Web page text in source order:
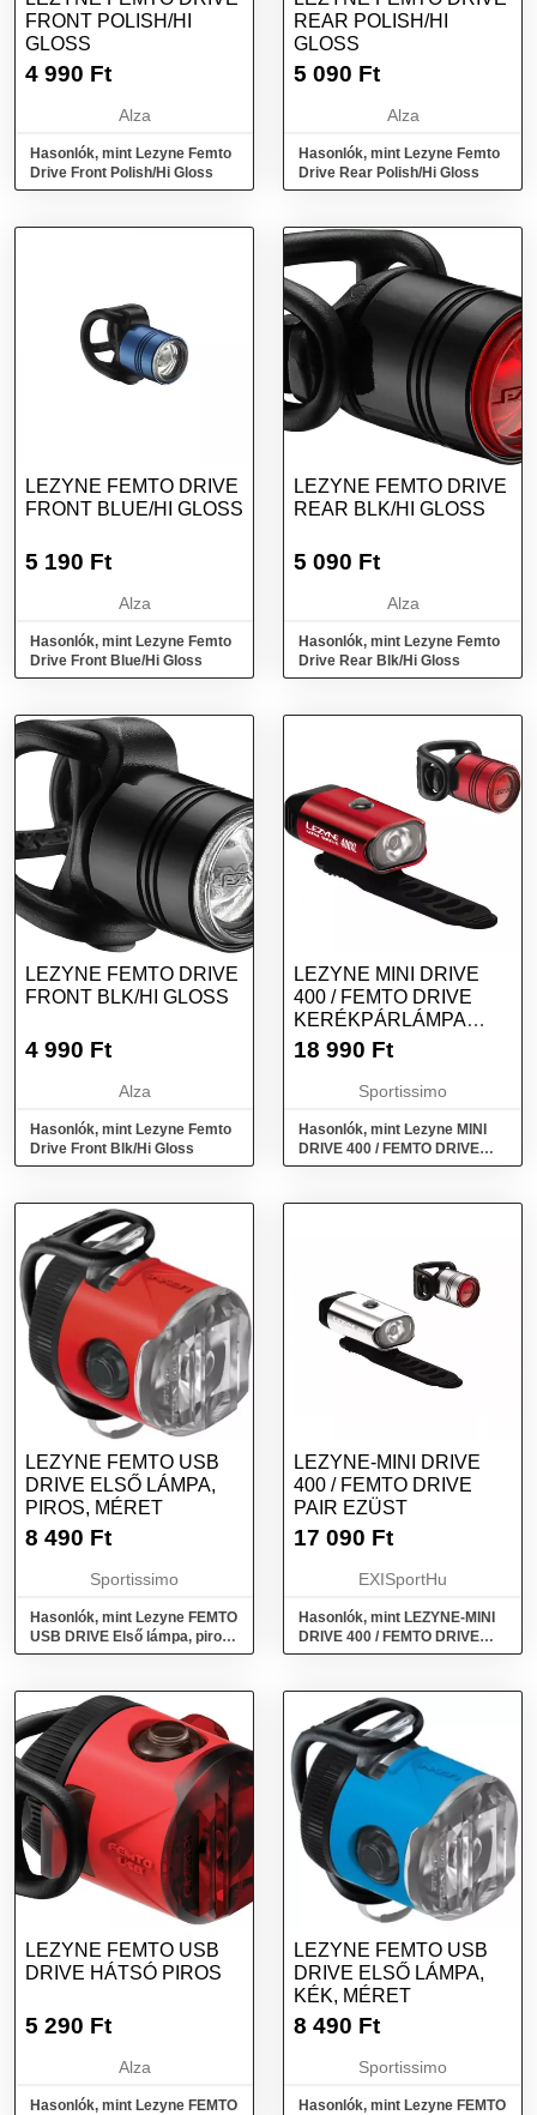
FRONT POLISH/HI
GLOSS
4 990 Ft
Alza
Hasonlók, mint Lezyne Femto
Drive Front Polish/Hi Gloss
REAR POLISH/HI
GLOSS
5 090 Ft
Alza
Hasonlók, mint Lezyne Femto
Drive Rear Polish/Hi Gloss
LEZYNE FEMTO DRIVE
FRONT BLUE/HI GLOSS
5 190 Ft
Alza
Hasonlók, mint Lezyne Femto
Drive Front Blue/Hi Gloss
LEZYNE FEMTO DRIVE
REAR BLK/HI GLOSS
5 090 Ft
Alza
Hasonlók, mint Lezyne Femto
Drive Rear Blk/Hi Gloss
LEZYNE FEMTO DRIVE
FRONT BLK/HI GLOSS
4 990 Ft
Alza
Hasonlók, mint Lezyne Femto
Drive Front Blk/Hi Gloss
LEZYNE MINI DRIVE
400 / FEMTO DRIVE
KERÉKPÁRLÁMPA
SZETT, PIROS, MÉRET
18 990 Ft
Sportissimo
Hasonlók, mint Lezyne MINI
DRIVE 400 / FEMTO DRIVE
Kerékpárlámpa szett, piros,
LEZYNE FEMTO USB
DRIVE ELSŐ LÁMPA,
PIROS, MÉRET
8 490 Ft
Sportissimo
Hasonlók, mint Lezyne FEMTO
USB DRIVE Első lámpa, piros,
méret
LEZYNE-MINI DRIVE
400 / FEMTO DRIVE
PAIR EZÜST
17 090 Ft
EXISportHu
Hasonlók, mint LEZYNE-MINI
DRIVE 400 / FEMTO DRIVE
PAIR Ezüst
LEZYNE FEMTO USB
DRIVE HÁTSÓ PIROS
5 290 Ft
Alza
Hasonlók, mint Lezyne FEMTO
LEZYNE FEMTO USB
DRIVE ELSŐ LÁMPA,
KÉK, MÉRET
8 490 Ft
Sportissimo
Hasonlók, mint Lezyne FEMTO